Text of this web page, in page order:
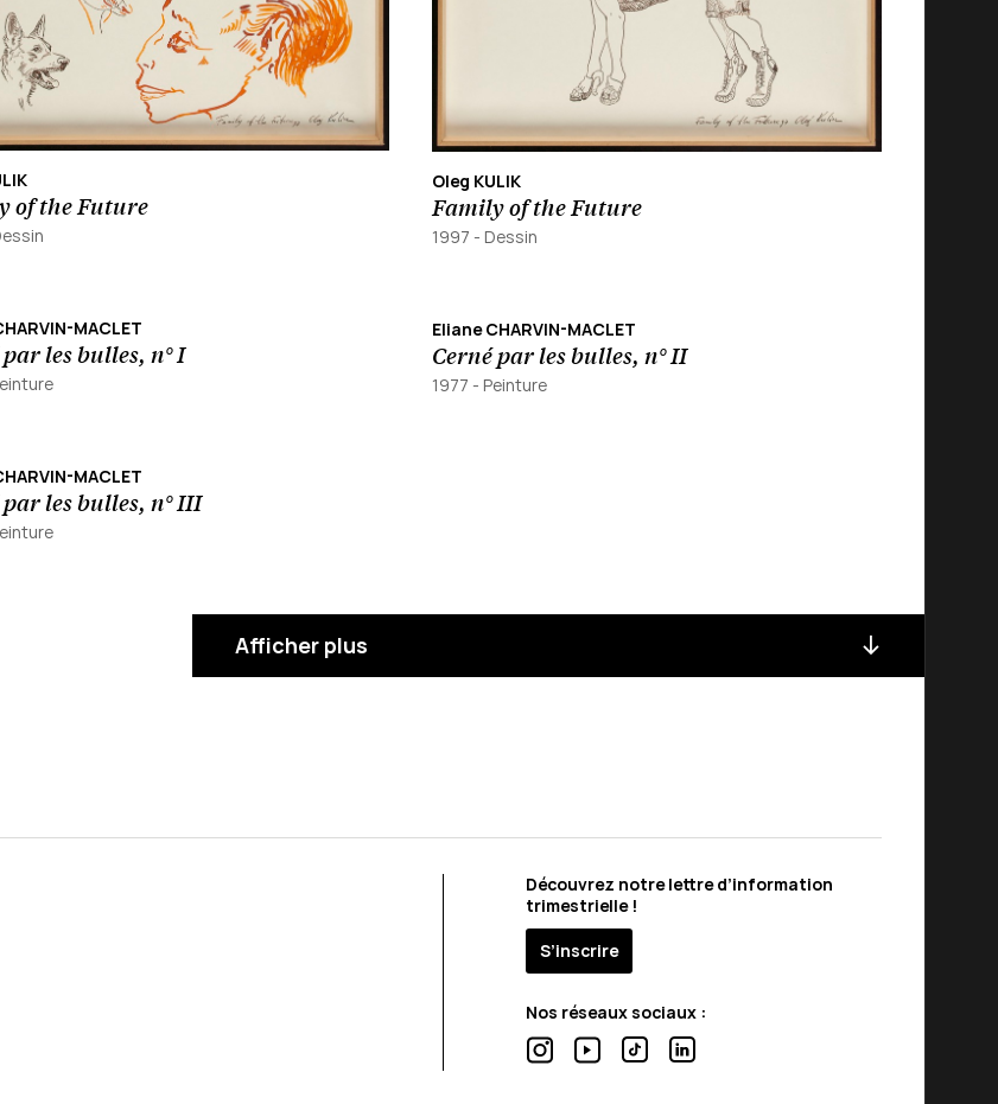
of the Future
Oleg KULIK
Family of the Future
1997 - Dessin
MACLET
les bulles, n° I
Eliane CHARVIN-MACLET
Cerné par les bulles, n° II
1977 - Peinture
MACLET
par les bulles, n° III
Afficher plus
Découvrez notre lettre d’information
trimestrielle !
S’inscrire
Nos réseaux sociaux :